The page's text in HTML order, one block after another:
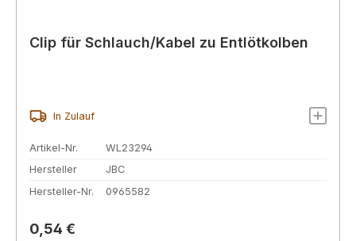
Clip für Schlauch/Kabel zu Entlötkolben
In Zulauf
Artikel-Nr.
WL23294
Hersteller
JBC
Hersteller-Nr.
0965582
Regulärer Preis:
0,54 €